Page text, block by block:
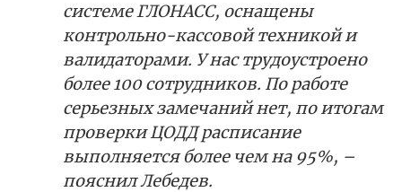
системе ГЛОНАСС, оснащены
контрольно-кассовой техникой и
валидаторами. У нас трудоустроено
более 100 сотрудников. По работе
серьезных замечаний нет, по итогам
проверки ЦОДД расписание
выполняется более чем на 95%, –
пояснил Лебедев.